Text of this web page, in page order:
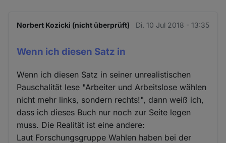
Norbert Kozicki (nicht überprüft) Di. 10 Jul 2018 - 13:35
Wenn ich diesen Satz in
Wenn ich diesen Satz in seiner unrealistischen
Pauschalität lese "Arbeiter und Arbeitslose wählen
nicht mehr links, sondern rechts!", dann weiß ich,
dass ich dieses Buch nur noch zur Seite legen
muss. Die Realität ist eine andere:
Laut Forschungsgruppe Wahlen haben bei der